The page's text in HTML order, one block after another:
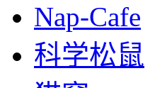
Nap-Cafe
科学松鼠